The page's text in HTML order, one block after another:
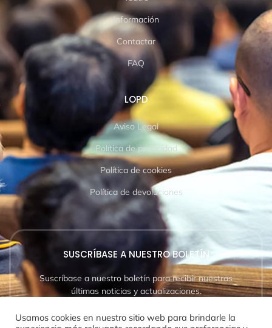
Información
Contactar
FAQ
LOPD
Aviso Legal
Política de privacidad
Política de cookies
Política de devoluciones
SUSCRÍBASE A NUESTRO BOLETÍN
Suscríbase a nuestro boletín para recibir nuestras
últimas noticias y actualizaciones.
Usamos cookies en nuestro sitio web para brindarle la